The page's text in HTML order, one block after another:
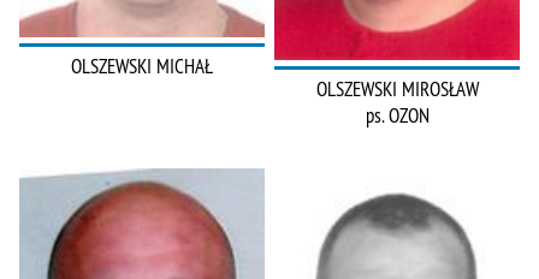
OLSZEWSKI MICHAŁ
OLSZEWSKI MIROSŁAW
ps. OZON